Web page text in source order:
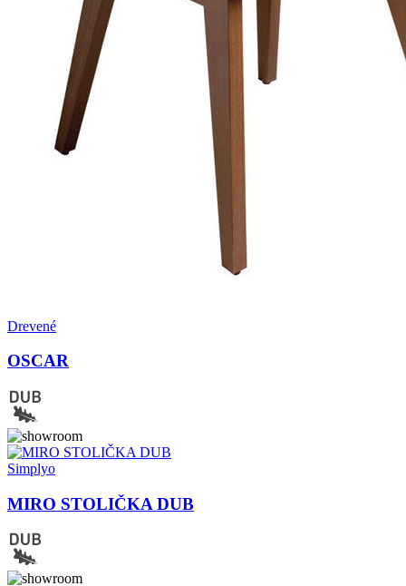
Drevené
OSCAR
Simplyo
MIRO STOLIČKA DUB